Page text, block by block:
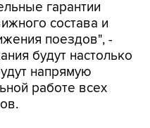
поездов", -
будут настолько
напрямую
работе всех
главы